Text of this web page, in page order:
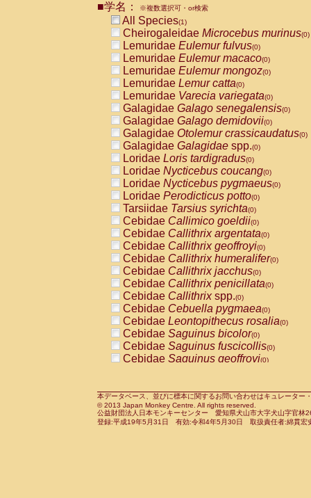
CebidaeCebus nigrivittatus
CebidaeCebus
CebidaeSaimiri boliviensis(0)
CebidaeSaimiri sciureus(0)
AtelidaeAlouatta caraya(0)
AtelidaeAlouatta fusca(0)
AtelidaeAlouatta seniculus
AtelidaeAlouattaspp.(0)
AtelidaeAteles belzebuth(0)
AtelidaeAteles geoffroyi(0)
AtelidaeAteles paniscus(0)
AtelidaeAtelesspp.(0)
Atelidae Lagothrix lagothricha
AtelidaeLagothrix lagothricha cana
PitheciidaeCacajao calvus
PitheciidaeCallicebus cupreus
PitheciidaeCallicebus donacophilus
PitheciidaeCallicebus moloch
PitheciidaeCallicebus torquatus
PitheciidaeCallicebusspp.(0)
PitheciidaeChiropotes satanas(0)
PitheciidaePithecia monachus
PitheciidaePithecia pithecia(0)
CercopithecidaeCercocebus agilis
CercopithecidaeCercocebus
CercopithecidaeCercocebus
CercopithecidaeCercocebus
CercopithecidaeCercocebus
CercopithecidaeCercocebushybrid
CercopithecidaePapio anubis(0)
CercopithecidaePapio cynocephalus
CercopithecidaePapio hamadryas(0)
■学名： ※複数選択可・or検索
All Species(1)
Cheirogaleidae Microcebus murinus(0)
Lemuridae Eulemur fulvus(0)
Lemuridae Eulemur macaco(0)
Lemuridae Eulemur mongoz(0)
Lemuridae Lemur catta(0)
Lemuridae Varecia variegata(0)
Galagidae Galago senegalensis(0)
Galagidae Galago demidovii(0)
Galagidae Otolemur crassicaudatus(0)
Galagidae Galagidae spp.(0)
Loridae Loris tardigradus(0)
Loridae Nycticebus coucang(0)
Loridae Nycticebus pygmaeus(0)
Loridae Perodicticus potto(0)
Tarsiidae Tarsius syrichta(0)
Cebidae Callimico goeldii(0)
Cebidae Callithrix argentata(0)
Cebidae Callithrix geoffroyi(0)
Cebidae Callithrix humeralifer(0)
Cebidae Callithrix jacchus(0)
Cebidae Callithrix penicillata(0)
Cebidae Callithrixspp.(0)
Cebidae Cebuella pygmaea(0)
Cebidae Leontopithecus rosalia(0)
Cebidae Saguinus bicolor(0)
Cebidae Saguinus fuscicollis(0)
Cebidae Saguinus geoffroyi(0)
CebidaeSaguinus leucopus(0)
CebidaeSaguinus midas(0)
Cebidae Saguinus mystax(0)
本データベース、並びに標本に関するお問い合わせはキュレータ
© 2013 Japan Monkey Centre. All rights reserved.
公益財団法人日本モンキーセンター 愛知県犬山市大字犬山字官
登録:平成19年5月31日 有効:令和4年5月30日 取扱責任者:綿貫宏